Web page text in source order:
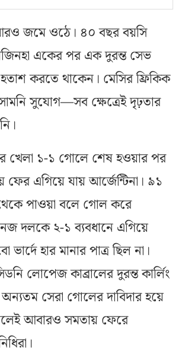
জমে ওঠে। ৪০ বছর বয়সি
একের পর এক দুরন্ত সেভ
করতে থাকেন। মেসির ফ্রিকিক
সুযোগ—সব ক্ষেত্রেই দৃঢ়তার
খেলা ১-১ গোলে শেষ হওয়ার পর
ফের এগিয়ে যায় আর্জেন্টিনা। ৯১
থেকে পাওয়া বলে গোল করে
দলকে ২-১ ব্যবধানে এগিয়ে
ভার্দে হার মানার পাত্র ছিল না।
লোপেজ কাব্রালের দুরন্ত কার্লিং
সেরা গোলের দাবিদার হয়ে
আবারও সমতায় ফেরে